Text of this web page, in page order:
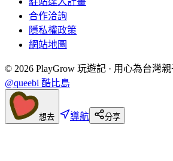
合作洽詢
隱私權政策
網站地圖
© 2026 PlayGrow 玩遊記 · 用心為台灣
@queebi 酷比島
想去 導航 分享